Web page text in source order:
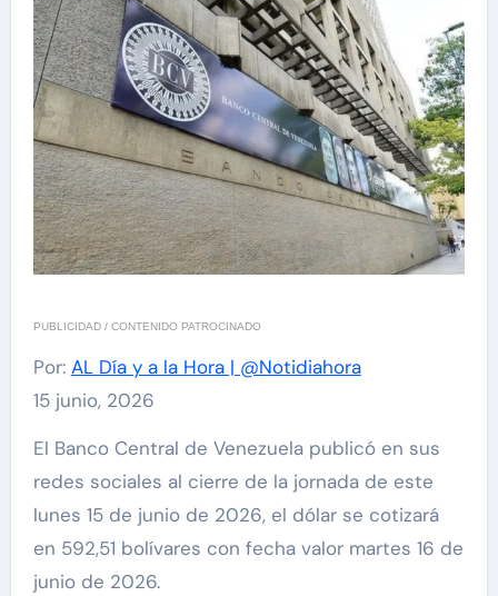
PUBLICIDAD / CONTENIDO PATROCINADO
Por: AL Día y a la Hora | @Notidiahora
15 junio, 2026
El Banco Central de Venezuela publicó en sus
redes sociales al cierre de la jornada de este
lunes 15 de junio de 2026, el dólar se cotizará
en 592,51 bolívares con fecha valor martes 16 de
junio de 2026.